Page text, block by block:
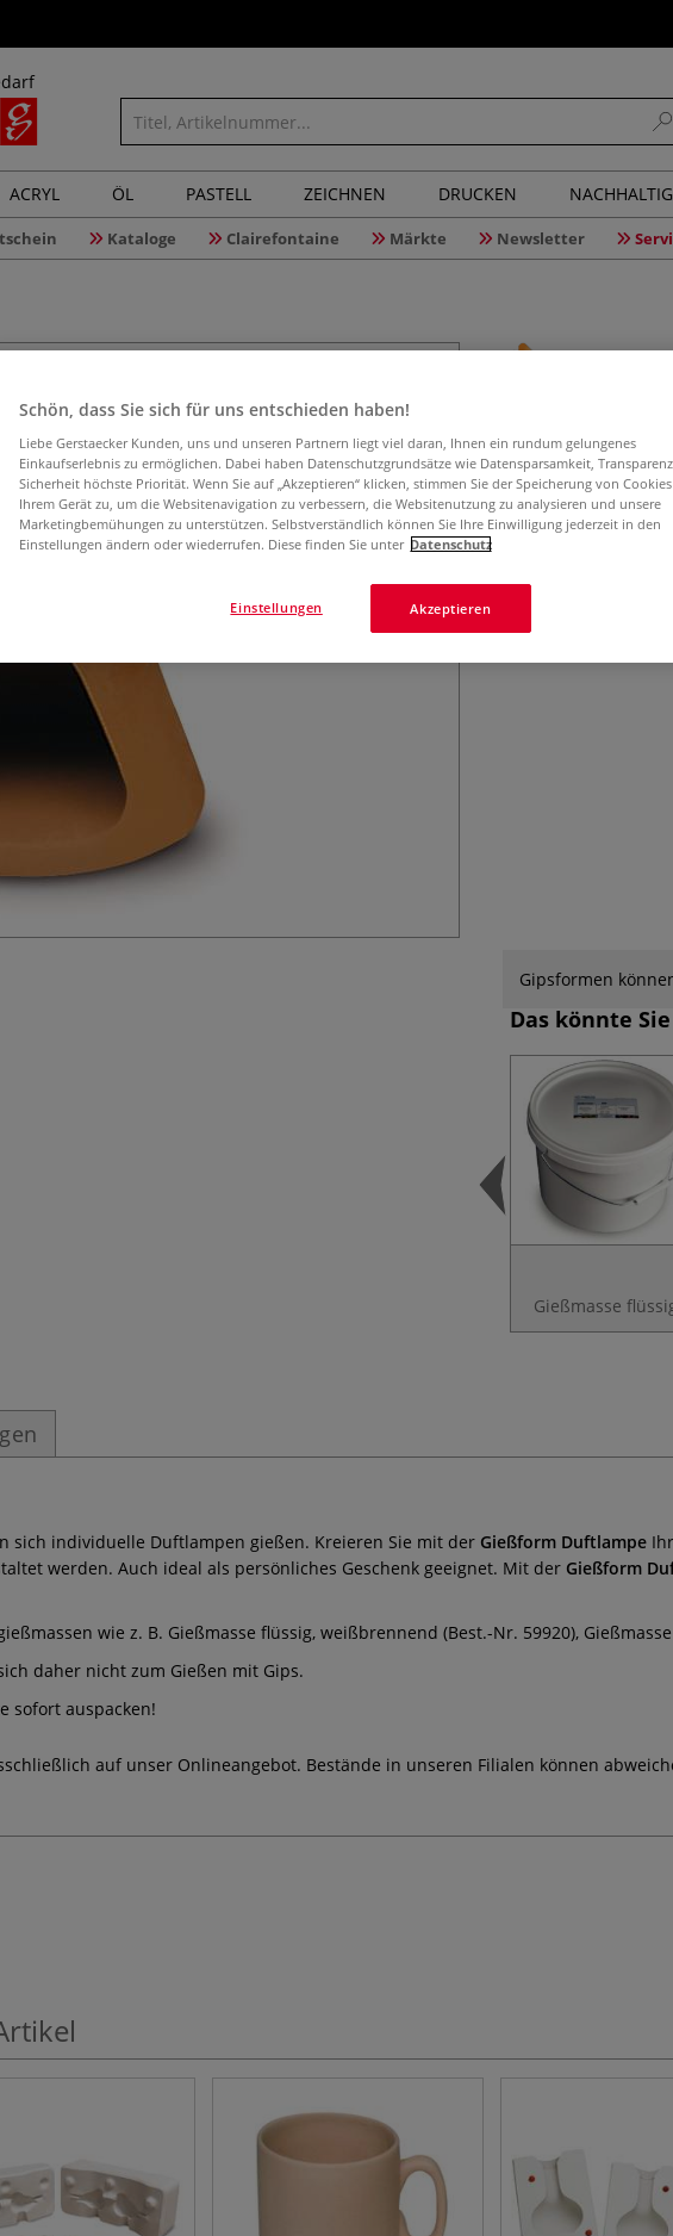
ACRYL ÖL PASTELL ZEICHNEN DRUCKEN
Kataloge Clairefontaine Märkte Newsletter
Gießform
Gießform für eine
Wohnaccessoires.
Gipsformen
Das könnte
Gießmasse
sich individuelle Duftlampen gießen. Kreieren Sie mit der Gießform Duftlampe
werden. Auch ideal als persönliches Geschenk geeignet. Mit der Gießform
wie z. B. Gießmasse flüssig, weißbrennend (Best.-Nr. 59920),
daher nicht zum Gießen mit Gips.
sofort auspacken!
auf unser Onlineangebot. Bestände in unseren Filialen können
Schön, dass Sie sich für uns entschieden haben!
Liebe Gerstaecker Kunden, uns und unseren Partnern liegt viel daran, Ihnen ein rundum gelungenes
Einkaufserlebnis zu ermöglichen. Dabei haben Datenschutzgrundsätze wie Datensparsamkeit,
Sicherheit höchste Priorität. Wenn Sie auf „Akzeptieren“ klicken, stimmen Sie der Speicherung von
Ihrem Gerät zu, um die Websitenavigation zu verbessern, die Websitenutzung zu analysieren und unsere
Marketingbemühungen zu unterstützen. Selbstverständlich können Sie Ihre Einwilligung jederzeit in den
Einstellungen ändern oder wiederrufen. Diese finden Sie unter Datenschutz
Akzeptieren
Einstellungen